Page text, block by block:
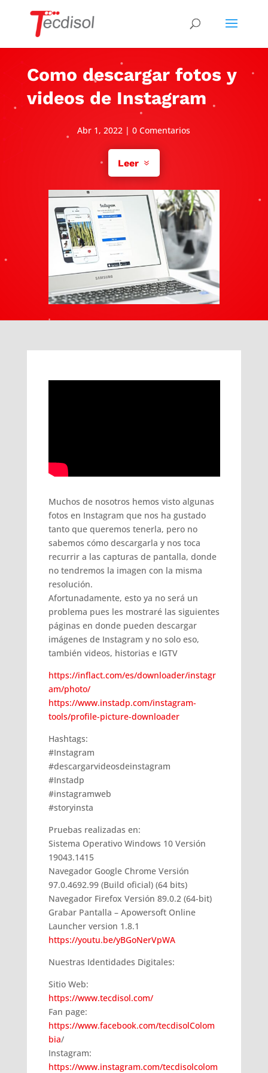
Como descargar fotos y
videos de Instagram
Abr 1, 2022 |0 Comentarios
Leer
Muchos de nosotros hemos visto algunas
fotos en Instagram que nos ha gustado
tanto que queremos tenerla, pero no
sabemos cómo descargarla y nos toca
recurrir a las capturas de pantalla, donde
no tendremos la imagen con la misma
resolución.
Afortunadamente, esto ya no será un
problema pues les mostraré las siguientes
páginas en donde pueden descargar
imágenes de Instagram y no solo eso,
también videos, historias e IGTV
https://inflact.com/es/downloader/instagr
am/photo/
https://www.instadp.com/instagram-
tools/profile-picture-downloader
Hashtags:
#Instagram
#descargarvideosdeinstagram
#Instadp
#instagramweb
#storyinsta
Pruebas realizadas en:
Sistema Operativo Windows 10 Versión
19043.1415
Navegador Google Chrome Versión
97.0.4692.99 (Build oficial) (64 bits)
Navegador Firefox Versión 89.0.2 (64-bit)
Grabar Pantalla – Apowersoft Online
Launcher version 1.8.1
https://youtu.be/yBGoNerVpWA
Nuestras Identidades Digitales:
Sitio Web:
https://www.tecdisol.com/
Fan page:
https://www.facebook.com/tecdisolColom
bia/
Instagram:
https://www.instagram.com/tecdisolcolom